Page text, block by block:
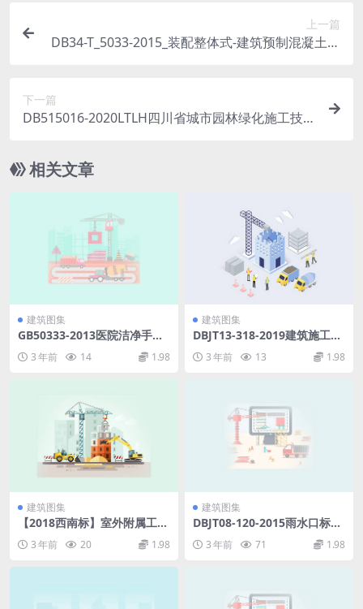
上一篇
DB34-T_5033-2015_装配整体式-建筑预制混凝土构
下一篇
DB515016-2020LTLH四川省城市园林绿化施工技术
相关文章
建筑图集
GB50333-2013医院洁净手术
3 年前 14 1.98
建筑图集
DBJT13-318-2019建筑施工承
插型盘扣式钢管支架安全技术
规程.pdf
3 年前 13 1.98
建筑图集
【2018西南标】室外附属工程
3 年前 20 1.98
建筑图集
DBJT08-120-2015雨水口标准
图(图集号2015沪S203).pdf
3 年前 71 1.98